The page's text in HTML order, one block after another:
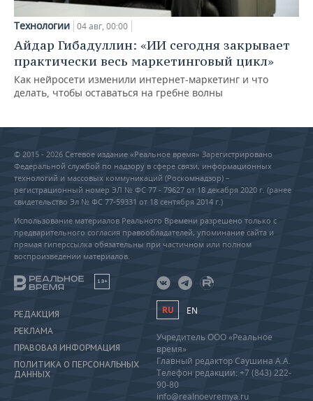
Технологии 04 авг, 00:00
Айдар Гибадуллин: «ИИ сегодня закрывает
практически весь маркетинговый цикл»
Как нейросети изменили интернет-маркетинг и что
делать, чтобы оставаться на гребне волны
© 2015 - 2026 Сетевое издание «Реальное время» Зарегистрировано
Федеральной службой по надзору в сфере связи, информационных
технологий и массовых коммуникаций (Роскомнадзор) –
регистрационный номер ЭЛ № ФС 77 - 79627 от 18 декабря 2020 г. (ранее
свидетельство Эл № ФС 77-59331 от 18 сентября 2014 г.)
Использование материалов Реального Времени разрешено только с
предварительного согласия правообладателей, упоминание сайта и
прямая гиперссылка обязательны при частичном или полном
воспроизведении материалов.
18+
РЕДАКЦИЯ
РЕКЛАМА
ПРАВОВАЯ ИНФОРМАЦИЯ
ПОЛИТИКА О ПЕРСОНАЛЬНЫХ
ДАННЫХ
RU EN
Учредитель ООО «Реальное
время»
Главный редактор Саушина А.А.
Телефон редакции: +7 (843) 222-
90-80
info@realnoevremya.ru